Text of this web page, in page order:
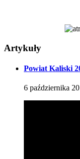
Artykuły
Powiat Kaliski
6 października